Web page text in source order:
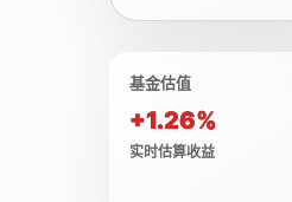
基金估值
+1.26%
实时估算收益